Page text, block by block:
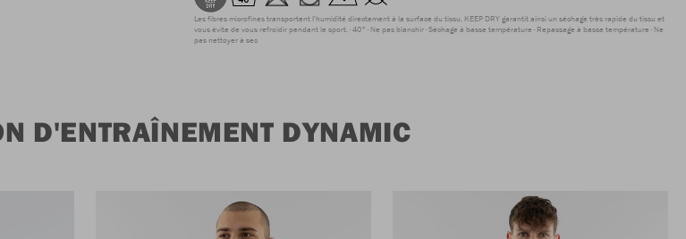
Les fibres microfines transportent l'humidité directement à la surface du tissu. KEEP DRY garantit ainsi un séchage très rapide du tissu et
vous évite de vous refroidir pendant le sport. 40° Ne pas blanchir Séchage à basse température Repassage à basse température Ne
pas nettoyer à sec
D'ENTRAÎNEMENT DYNAMIC